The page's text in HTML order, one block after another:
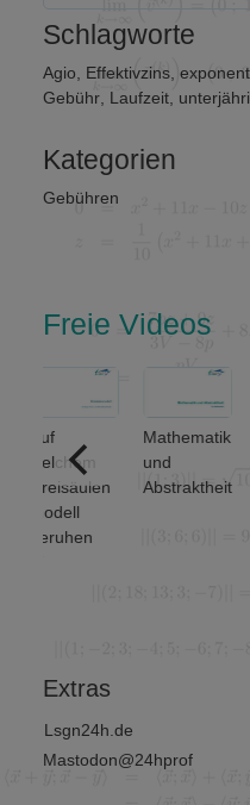
Schlagworte
Agio Effektivzins,
Gebühr, Laufzeit,
Kategorien
Gebühren
Freie Videos
Mathematik
Abstraktheit
Extras
Lsgn24h.de
Mastodon@24hprof